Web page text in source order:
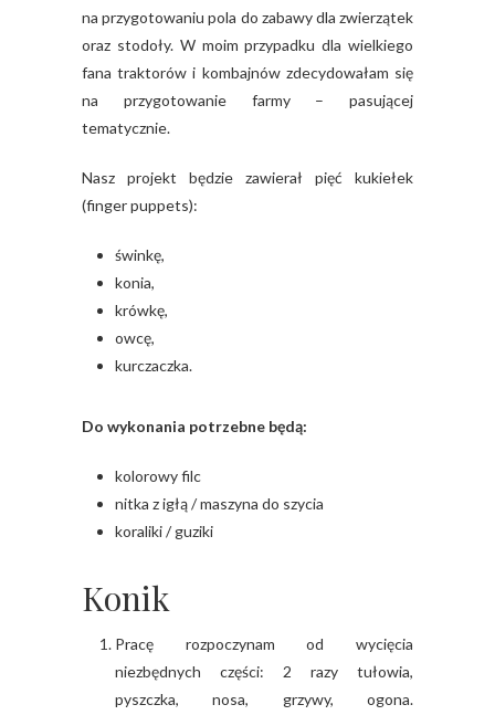
na przygotowaniu pola do zabawy dla zwierzątek
oraz stodoły. W moim przypadku dla wielkiego
fana traktorów i kombajnów zdecydowałam się
na przygotowanie farmy – pasującej
tematycznie.
Nasz projekt będzie zawierał pięć kukiełek
(finger puppets):
świnkę,
konia,
krówkę,
owcę,
kurczaczka.
Do wykonania potrzebne będą:
kolorowy filc
nitka z igłą / maszyna do szycia
koraliki / guziki
Konik
Pracę rozpoczynam od wycięcia
niezbędnych części: 2 razy tułowia,
pyszczka, nosa, grzywy, ogona.